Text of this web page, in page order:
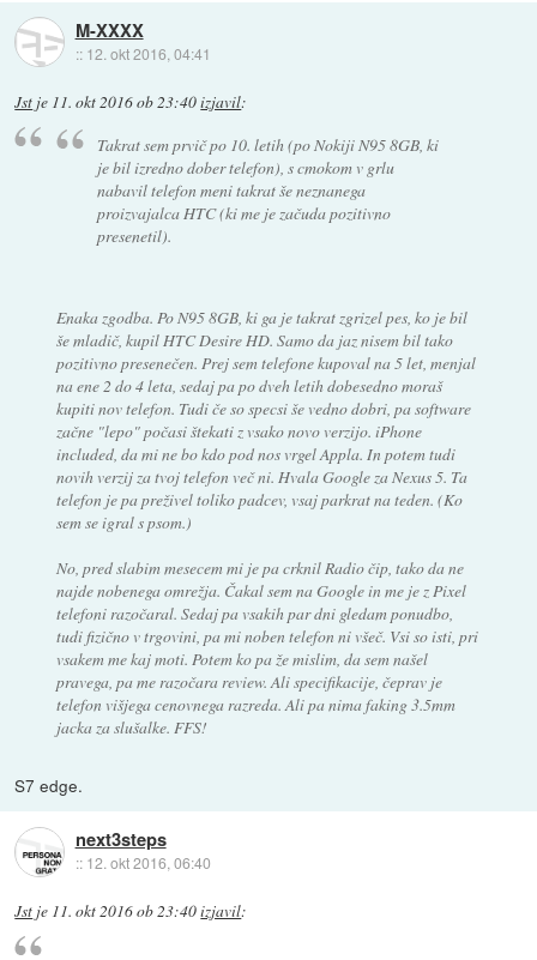
M-XXXX
:: 12. okt 2016, 04:41
Jst je 11. okt 2016 ob 23:40izjavil:
Takrat sem prvič po 10. letih (po Nokiji N95 8GB, ki
je bil izredno dober telefon), s cmokom v grlu
nabavil telefon meni takrat še neznanega
proizvajalca HTC (ki me je začuda pozitivno
presenetil).
Enaka zgodba. Po N95 8GB, ki ga je takrat zgrizel pes, ko je bil
še mladič, kupil HTC Desire HD. Samo da jaz nisem bil tako
pozitivno presenečen. Prej sem telefone kupoval na 5 let, menjal
na ene 2 do 4 leta, sedaj pa po dveh letih dobesedno moraš
kupiti nov telefon. Tudi če so specsi še vedno dobri, pa software
začne "lepo" počasi štekati z vsako novo verzijo. iPhone
included, da mi ne bo kdo pod nos vrgel Appla. In potem tudi
novih verzij za tvoj telefon več ni. Hvala Google za Nexus 5. Ta
telefon je pa preživel toliko padcev, vsaj parkrat na teden. (Ko
sem se igral s psom.)
No, pred slabim mesecem mi je pa crknil Radio čip, tako da ne
najde nobenega omrežja. Čakal sem na Google in me je z Pixel
telefoni razočaral. Sedaj pa vsakih par dni gledam ponudbo,
tudi fizično v trgovini, pa mi noben telefon ni všeč. Vsi so isti, pri
vsakem me kaj moti. Potem ko pa že mislim, da sem našel
pravega, pa me razočara review. Ali specifikacije, čeprav je
telefon višjega cenovnega razreda. Ali pa nima faking 3.5mm
jacka za slušalke. FFS!
S7 edge.
next3steps
:: 12. okt 2016, 06:40
Jst je 11. okt 2016 ob 23:40izjavil: